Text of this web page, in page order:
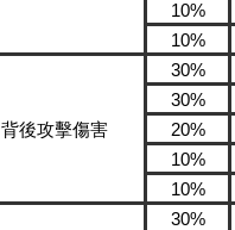
10%
10%
背後攻擊傷害
30%
30%
20%
10%
10%
30%